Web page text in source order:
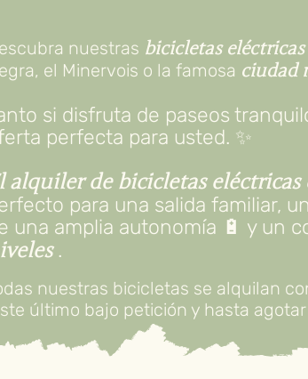
nuestras bicicletas
el Minervois o la famosa ciudad
si disfruta de paseos
perfecta para usted. ✨
alquiler de bicicletas
para una salida familiar,
una amplia autonomía 🔋 y un
.
nuestras bicicletas se alquilan
último bajo petición y hasta